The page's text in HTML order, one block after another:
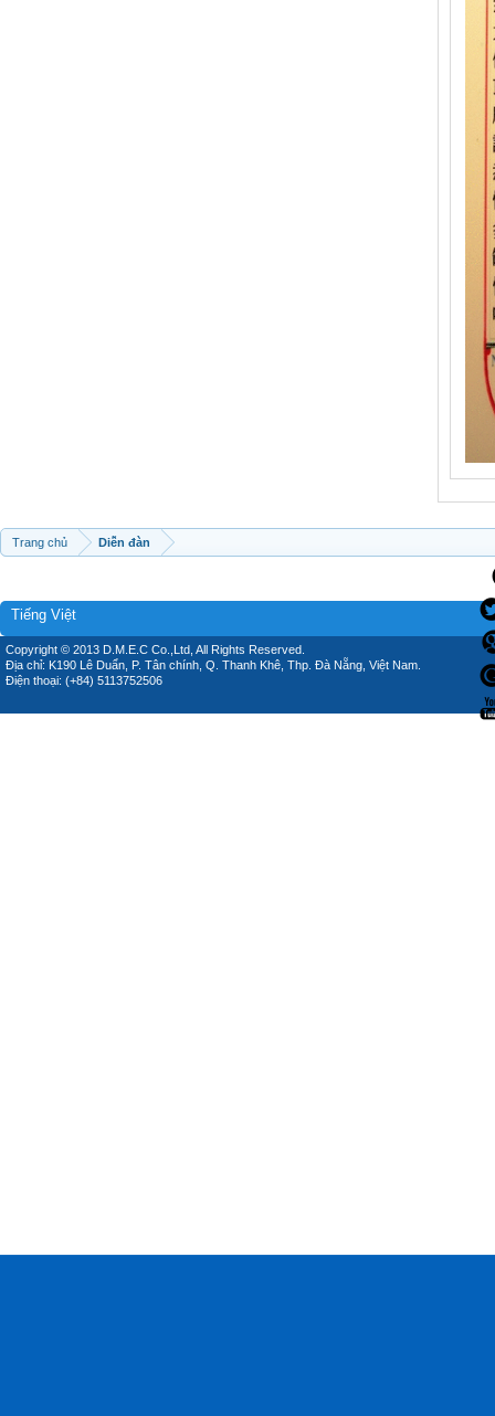
Trang chủ Diễn đàn
Tiếng Việt
Copyright © 2013 D.M.E.C Co.,Ltd, All Rights Reserved.
Địa chỉ: K190 Lê Duẩn, P. Tân chính, Q. Thanh Khê, Thp. Đà Nẵng, Việt Nam.
Điện thoại: (+84) 5113752506